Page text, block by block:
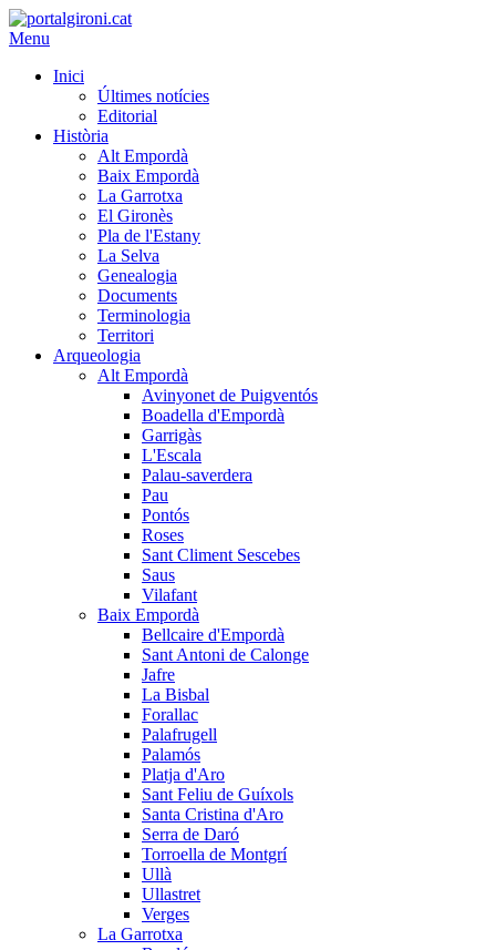
Menu
Inici
Últimes notícies
Editorial
Història
Alt Empordà
Baix Empordà
La Garrotxa
El Gironès
Pla de l'Estany
La Selva
Genealogia
Documents
Terminologia
Territori
Arqueologia
Alt Empordà
Avinyonet de Puigventós
Boadella d'Empordà
Garrigàs
L'Escala
Palau-saverdera
Pau
Pontós
Roses
Sant Climent Sescebes
Saus
Vilafant
Baix Empordà
Bellcaire d'Empordà
Sant Antoni de Calonge
Jafre
La Bisbal
Forallac
Palafrugell
Palamós
Platja d'Aro
Sant Feliu de Guíxols
Santa Cristina d'Aro
Serra de Daró
Torroella de Montgrí
Ullà
Ullastret
Verges
La Garrotxa